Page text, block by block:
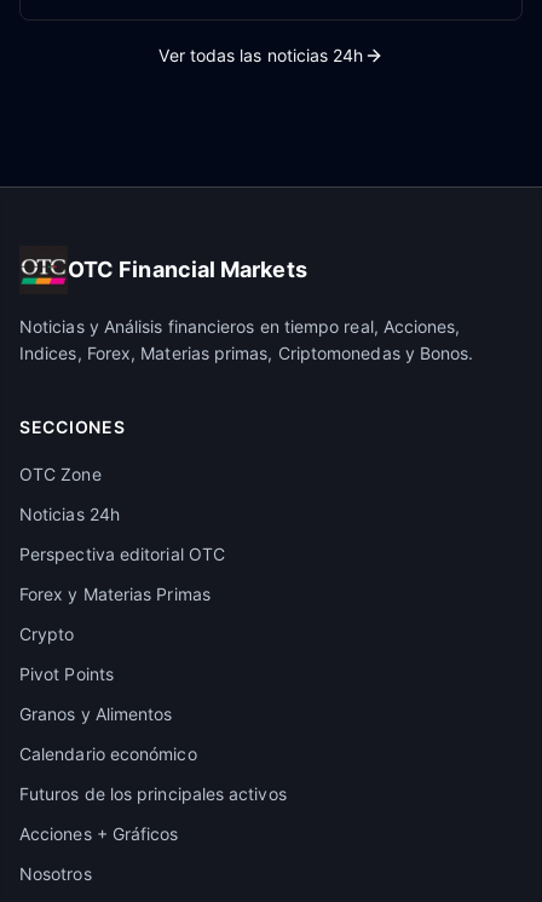
Ver todas las noticias 24h
OTC Financial Markets
Noticias y Análisis financieros en tiempo real, Acciones,
Indices, Forex, Materias primas, Criptomonedas y Bonos.
SECCIONES
OTC Zone
Noticias 24h
Perspectiva editorial OTC
Forex y Materias Primas
Crypto
Pivot Points
Granos y Alimentos
Calendario económico
Futuros de los principales activos
Acciones + Gráficos
Nosotros